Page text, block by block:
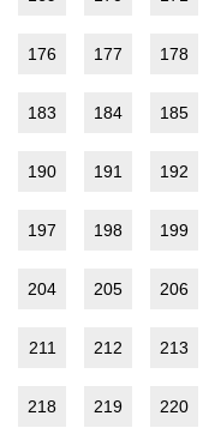
176 177 178
183 184 185
190 191 192
197 198 199
204 205 206
211 212 213
218 219 220